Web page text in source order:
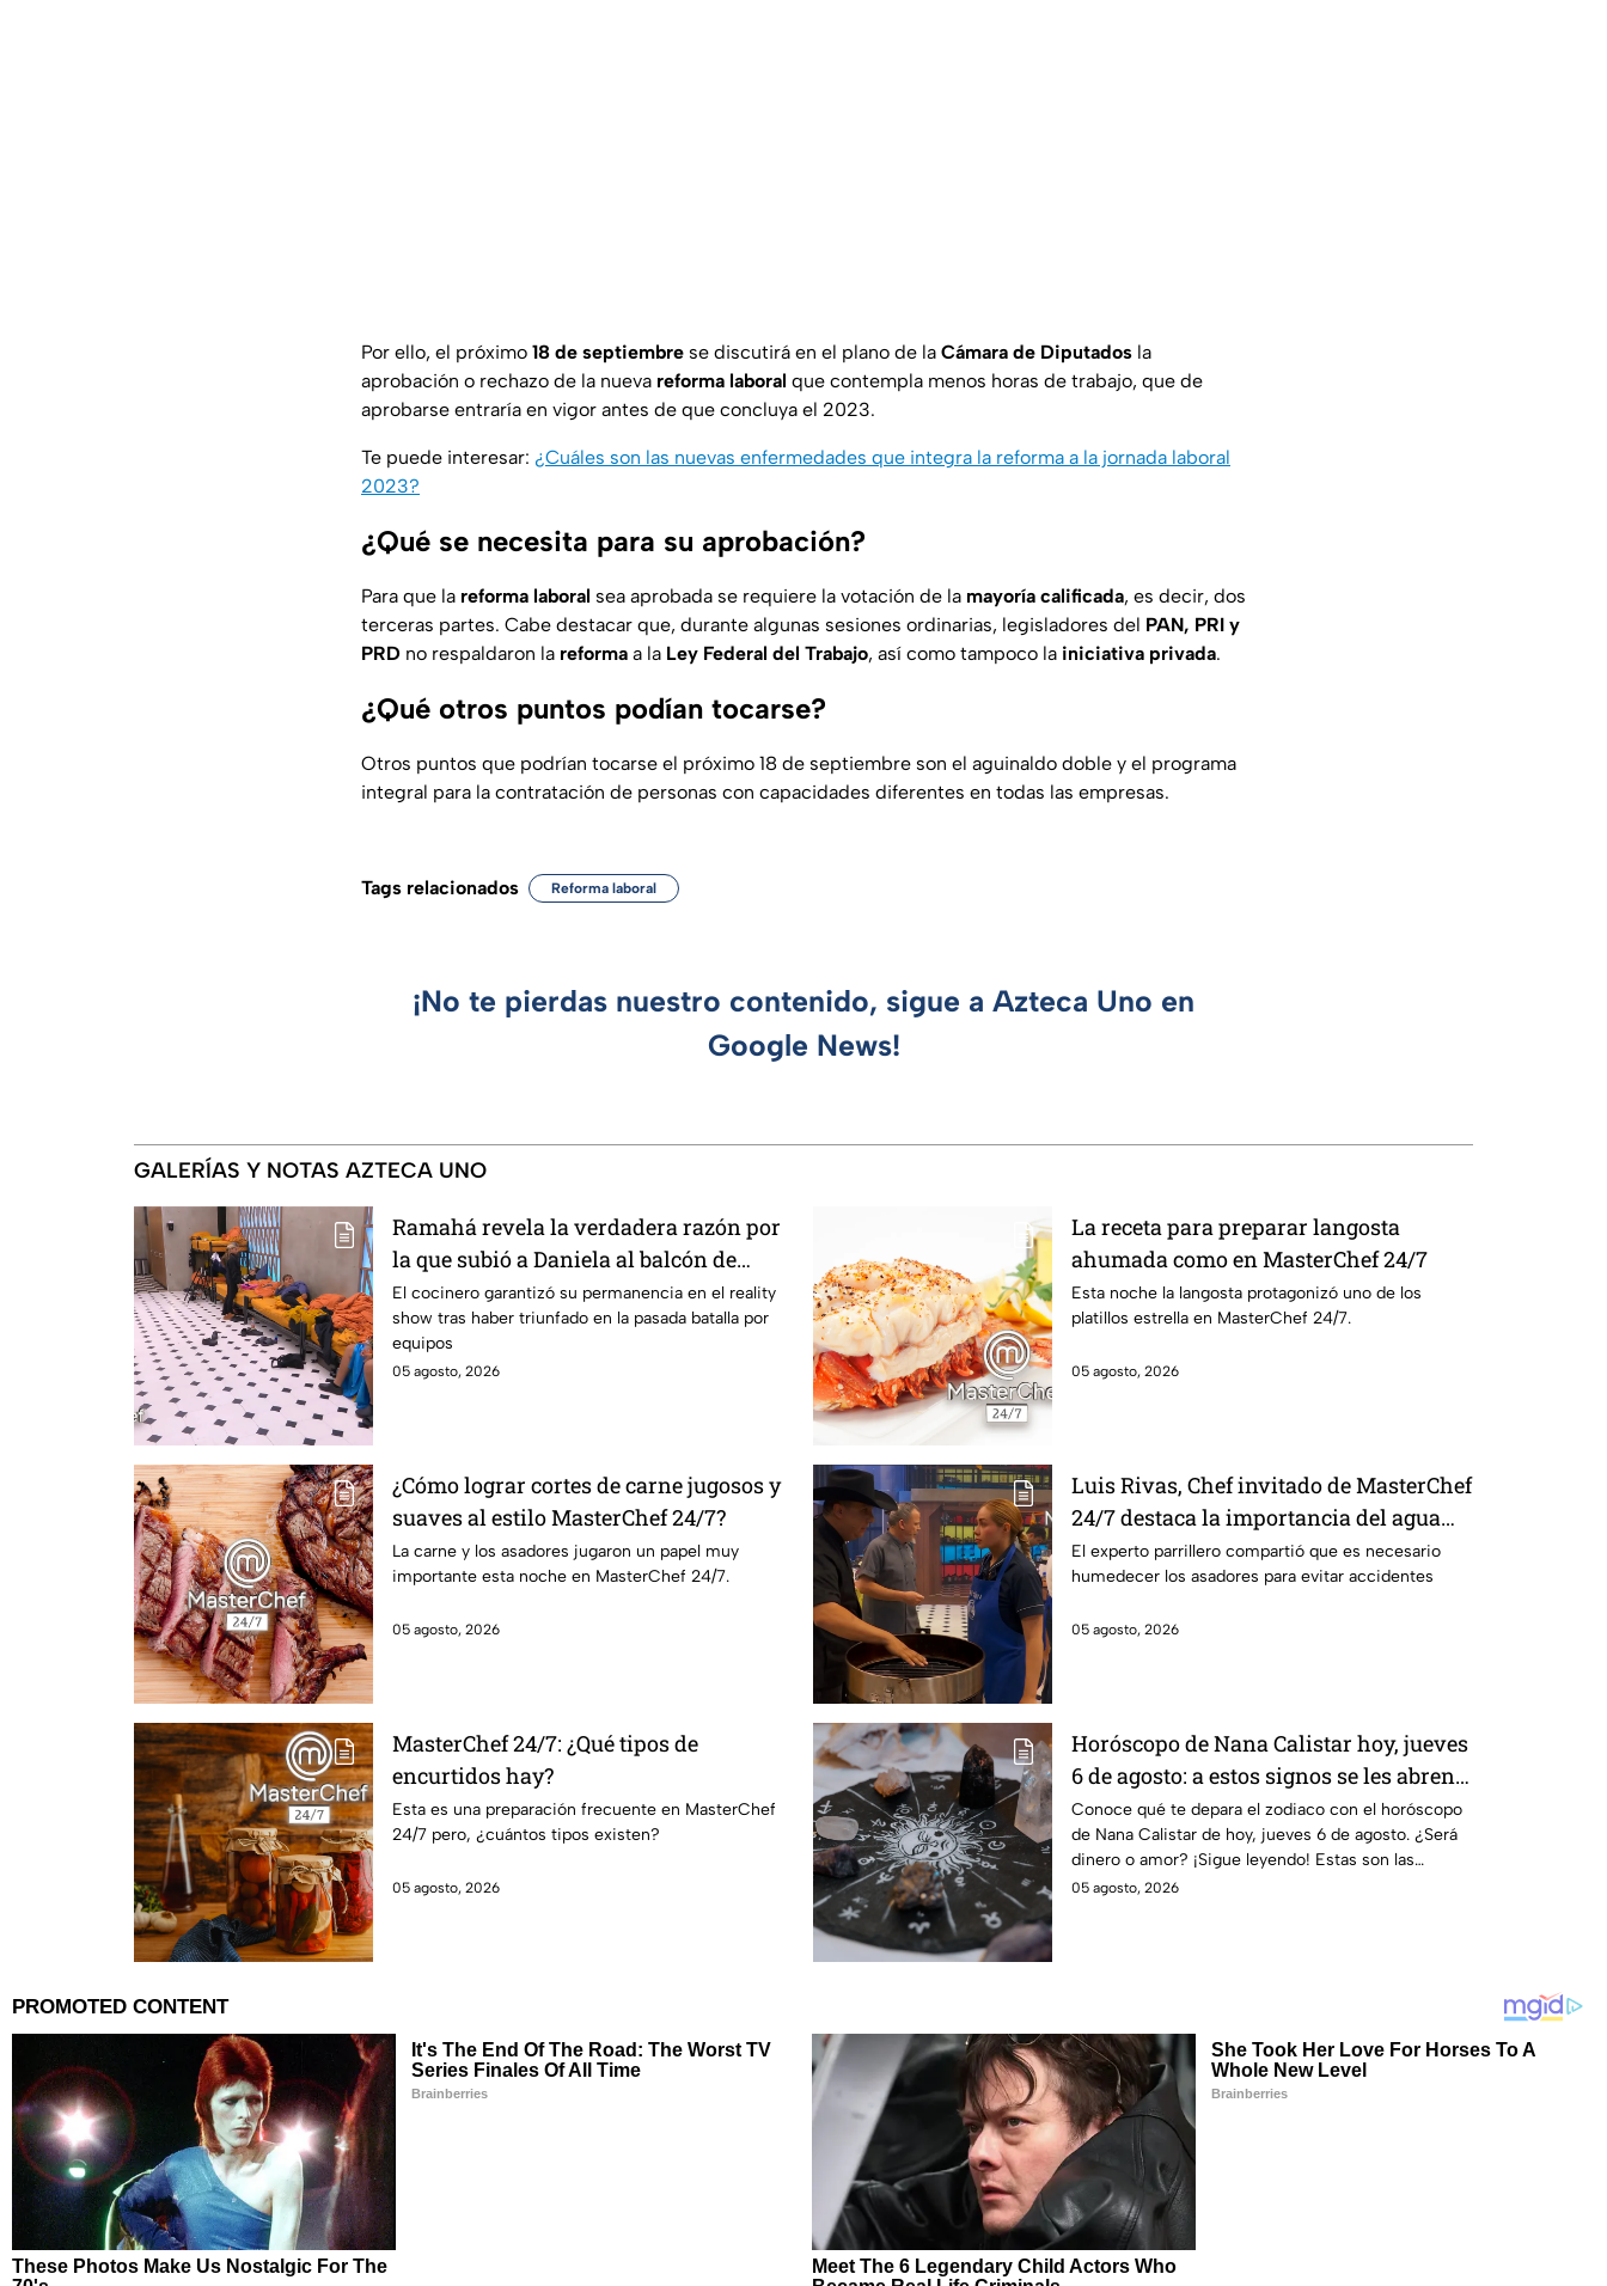
Por ello, el próximo 18 de septiembre se discutirá en el plano de la Cámara de Diputados la
aprobación o rechazo de la nueva reforma laboral que contempla menos horas de trabajo, que de
aprobarse entraría en vigor antes de que concluya el 2023.
Te puede interesar: ¿Cuáles son las nuevas enfermedades que integra la reforma a la jornada laboral
2023?
¿Qué se necesita para su aprobación?
Para que la reforma laboral sea aprobada se requiere la votación de la mayoría calificada, es decir, dos
terceras partes. Cabe destacar que, durante algunas sesiones ordinarias, legisladores del PAN, PRI y
PRD no respaldaron la reforma a la Ley Federal del Trabajo, así como tampoco la iniciativa privada.
¿Qué otros puntos podían tocarse?
Otros puntos que podrían tocarse el próximo 18 de septiembre son el aguinaldo doble y el programa
integral para la contratación de personas con capacidades diferentes en todas las empresas.
Tags relacionados Reforma laboral
¡No te pierdas nuestro contenido, sigue a Azteca Uno en
Google News!
GALERÍAS Y NOTAS AZTECA UNO
Ramahá revela la verdadera razón por
la que subió a Daniela al balcón de
MasterChef 24/7
El cocinero garantizó su permanencia en el reality
show tras haber triunfado en la pasada batalla por
equipos
05 agosto, 2026
La receta para preparar langosta
ahumada como en MasterChef 24/7
Esta noche la langosta protagonizó uno de los
platillos estrella en MasterChef 24/7.
05 agosto, 2026
¿Cómo lograr cortes de carne jugosos y
suaves al estilo MasterChef 24/7?
La carne y los asadores jugaron un papel muy
importante esta noche en MasterChef 24/7.
05 agosto, 2026
Luis Rivas, Chef invitado de MasterChef
24/7 destaca la importancia del agua
para la preparación de cualquier asado
El experto parrillero compartió que es necesario
humedecer los asadores para evitar accidentes
05 agosto, 2026
MasterChef 24/7: ¿Qué tipos de
encurtidos hay?
Esta es una preparación frecuente en MasterChef
24/7 pero, ¿cuántos tipos existen?
05 agosto, 2026
Horóscopo de Nana Calistar hoy, jueves
6 de agosto: a estos signos se les abren
las puertas del dinero
Conoce qué te depara el zodiaco con el horóscopo
de Nana Calistar de hoy, jueves 6 de agosto. ¿Será
dinero o amor? ¡Sigue leyendo! Estas son las
predicciones.
05 agosto, 2026